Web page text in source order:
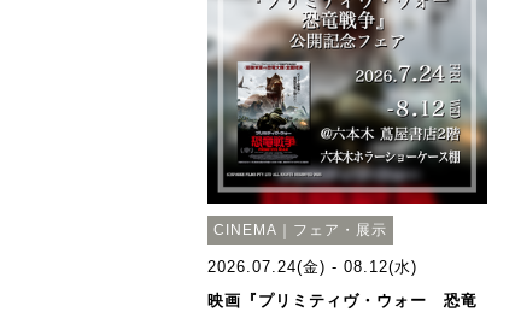
CINEMA｜フェア・展示
2026.07.24(金) - 08.12(水)
映画『プリミティヴ・ウォー 恐竜